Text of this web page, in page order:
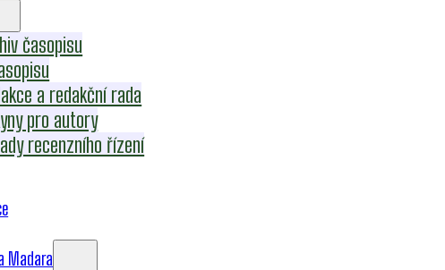
časopisu
a redakční rada
pro autory
recenzního řízení
Madara